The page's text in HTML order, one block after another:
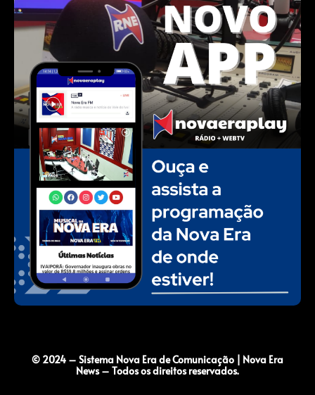
© 2024 – Sistema Nova Era de Comunicação | Nova Era
News – Todos os direitos reservados.